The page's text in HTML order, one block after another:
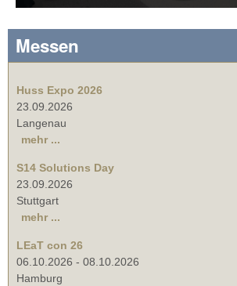
Messen
Huss Expo 2026
23.09.2026
Langenau
mehr ...
S14 Solutions Day
23.09.2026
Stuttgart
mehr ...
LEaT con 26
06.10.2026 - 08.10.2026
Hamburg